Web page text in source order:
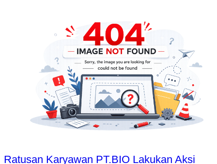
Ratusan Karyawan PT.BIO Lakukan Aksi